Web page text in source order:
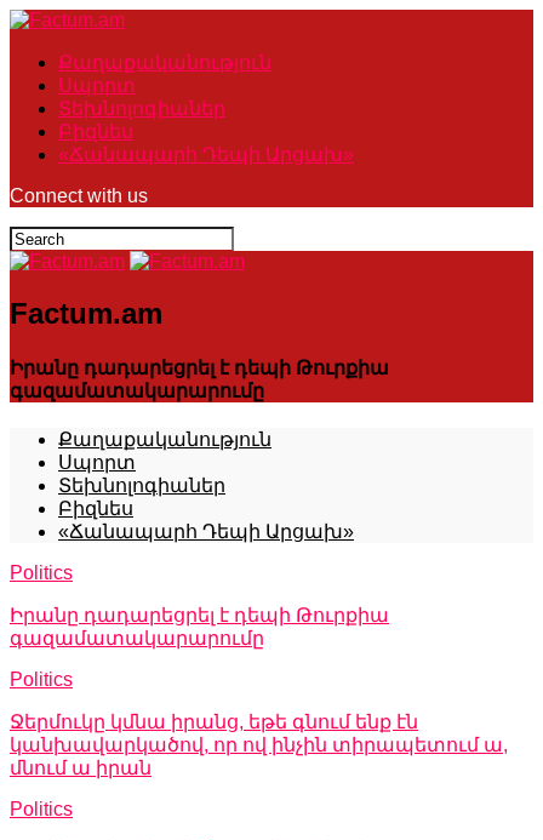
Քաղաքականություն
Սպորտ
Տեխնոլոգիաներ
Բիզնես
«Ճանապարհ Դեպի Արցախ»
Connect with us
Factum.am
Իրանը դադարեցրել է դեպի Թուրքիա
գազամատակարարումը
Քաղաքականություն
Սպորտ
Տեխնոլոգիաներ
Բիզնես
«Ճանապարհ Դեպի Արցախ»
Politics
Իրանը դադարեցրել է դեպի Թուրքիա
գազամատակարարումը
Politics
Ջերմուկը կմնա իրանց, եթե գնում ենք էն
կանխավարկածով, որ ով ինչին տիրապետում ա,
մնում ա իրան
Politics